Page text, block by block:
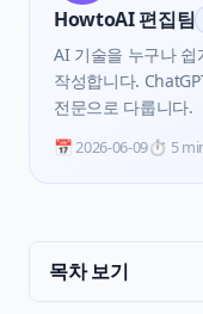
HowtoAI 편집팀
AI 기술을 누구나
작성합니다.
전문으로 다룹니다.
📅2026-06-09⏱️ 5
목차 보기